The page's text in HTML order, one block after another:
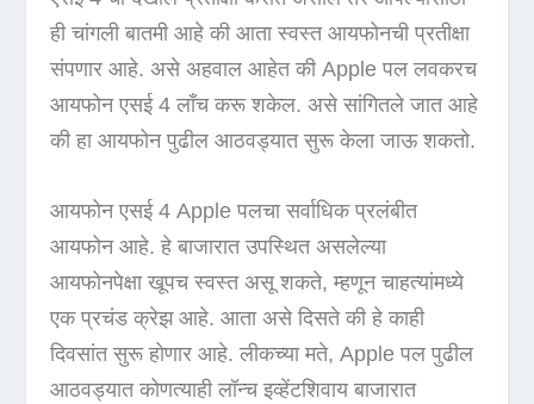
ही चांगली बातमी आहे की आता स्वस्त आयफोनची प्रतीक्षा
संपणार आहे. असे अहवाल आहेत की Apple पल लवकरच
आयफोन एसई 4 लाँच करू शकेल. असे सांगितले जात आहे
की हा आयफोन पुढील आठवड्यात सुरू केला जाऊ शकतो.
आयफोन एसई 4 Apple पलचा सर्वाधिक प्रलंबीत
आयफोन आहे. हे बाजारात उपस्थित असलेल्या
आयफोनपेक्षा खूपच स्वस्त असू शकते, म्हणून चाहत्यांमध्ये
एक प्रचंड क्रेझ आहे. आता असे दिसते की हे काही
दिवसांत सुरू होणार आहे. लीकच्या मते, Apple पल पुढील
आठवड्यात कोणत्याही लॉन्च इव्हेंटशिवाय बाजारात